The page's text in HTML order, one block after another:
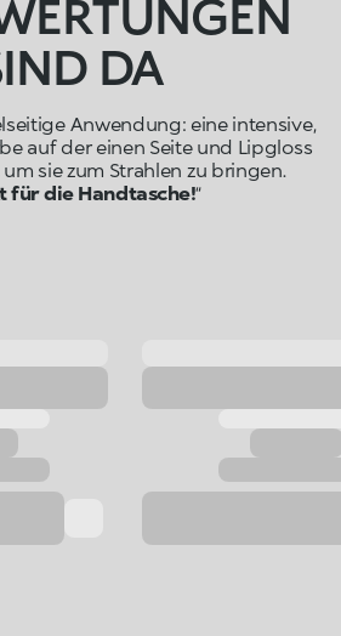
DA
Anwendung: eine intensive,
auf der einen Seite und Lipgloss
sie zum Strahlen zu bringen.
für die Handtasche!“